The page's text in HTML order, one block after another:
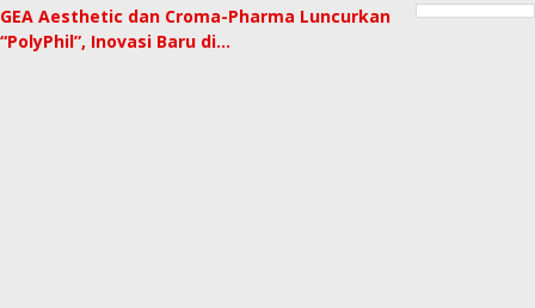
GEA Aesthetic dan Croma-Pharma Luncurkan
“PolyPhil”, Inovasi Baru di…